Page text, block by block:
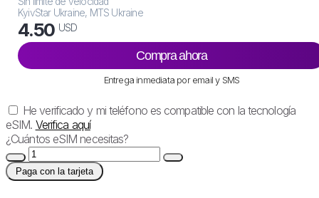
KyivStar Ukraine, MTS Ukraine
4.50 USD
Compra ahora
Entrega inmediata por email y SMS
He verificado y mi teléfono es compatible con la tecnología
eSIM. Verifica aquí
¿Cuántos eSIM necesitas?
Paga con la tarjeta